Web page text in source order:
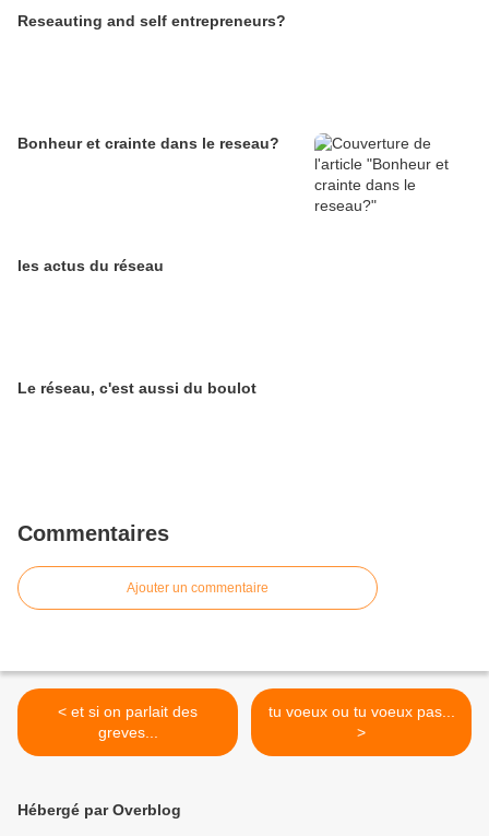
Reseauting and self entrepreneurs?
Bonheur et crainte dans le reseau?
les actus du réseau
Le réseau, c'est aussi du boulot
Commentaires
Ajouter un commentaire
< et si on parlait des
greves...
tu voeux ou tu voeux pas...
>
Hébergé par Overblog